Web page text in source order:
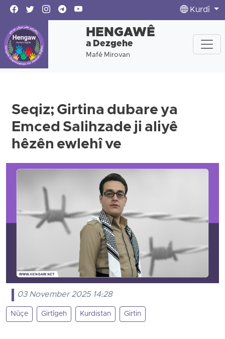
Kurdî
HENGAWÊ
a Dezgehe
Mafê Mirovan
Seqiz; Girtina dubare ya
Emced Salihzade ji aliyê
hêzên ewlehî ve
03 November 2025 14:28
Nûçe Girtîgeh Kurdistan Girtin